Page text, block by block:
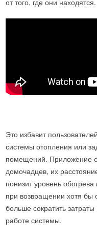
от того, где они находятся.
Это избавит
системы отопления или
помещений. Приложение
домочадцев, их
понизит уровень
при возвращении хотя бы
больше сократить
работе системы.
Машиностроение по праву
При проектировании
плавность ее управления.
Регулятор скорости
выбрать его правильно,
номинальное
Компания НЕВАТОМ